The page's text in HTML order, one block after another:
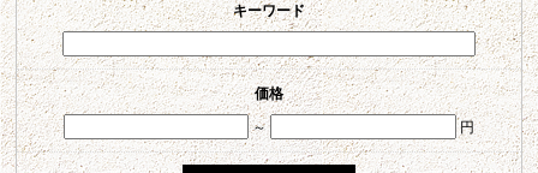
キーワード
価格
～
円